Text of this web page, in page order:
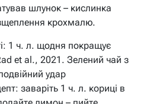
шлунок – кислинка
крохмалю.
1 ч. л. щодня покращує
et al., 2021. Зелений чай з
удар
заваріть 1 ч. л. кориці в